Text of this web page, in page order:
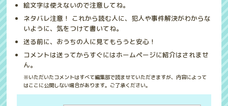
絵文字は使えないので注意してね。
ネタバレ注意！ これから読む人に、犯人や事件解決がわからな
いように、気をつけて書いてね。
送る前に、おうちの人に見てもらうと安心！
コメントは送ってからすぐにはホームページに紹介はされませ
ん。
※いただいたコメントはすべて編集部で読ませていただきますが、内容によって
はここに公開しない場合があります。ご了承ください。